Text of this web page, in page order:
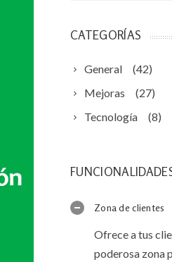
CATEGORÍAS
General
(42)
Mejoras
(27)
Tecnología
(8)
Zona de clientes
Ofrece a tus
poderosa zona